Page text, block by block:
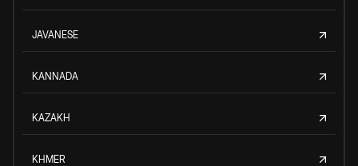
JAVANESE
KANNADA
KAZAKH
KHMER